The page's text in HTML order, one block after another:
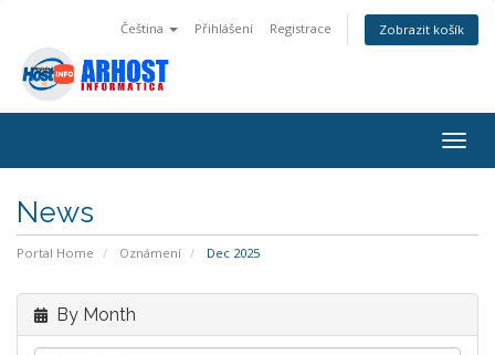
Čeština Přihlášení Registrace Zobrazit košík
News
Portal Home Oznámení Dec 2025
By Month